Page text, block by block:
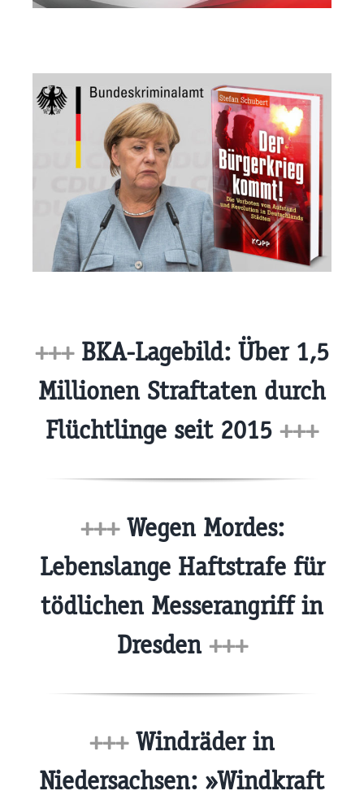
+++BKA-Lagebild: Über 1,5
Millionen Straftaten durch
Flüchtlinge seit 2015 +++
+++Wegen Mordes:
Lebenslange Haftstrafe für
tödlichen Messerangriff in
Dresden +++
+++Windräder in
Niedersachsen: »Windkraft